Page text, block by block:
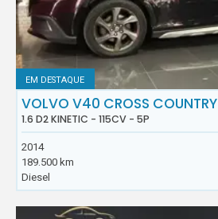
EM DESTAQUE
VOLVO V40 CROSS COUNTRY
1.6 D2 KINETIC - 115CV - 5P
2014
189.500 km
Diesel